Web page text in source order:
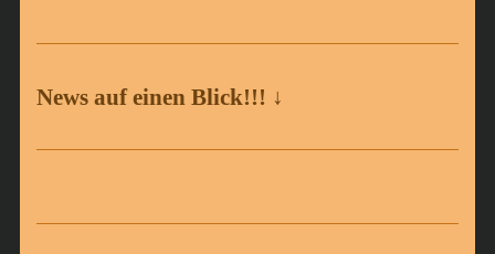
News auf einen Blick!!! ↓